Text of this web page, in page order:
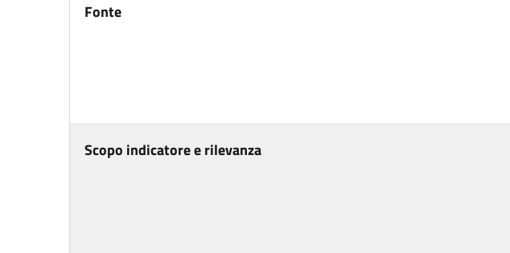
Fonte
Scopo indicatore e rilevanza